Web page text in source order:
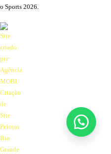
Sports 2026.